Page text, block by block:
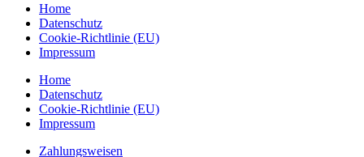
Home
Datenschutz
Cookie-Richtlinie (EU)
Impressum
Home
Datenschutz
Cookie-Richtlinie (EU)
Impressum
Zahlungsweisen